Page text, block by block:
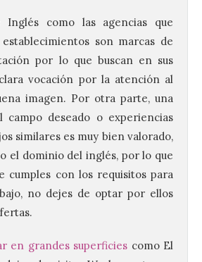
como las agencias que
son marcas de
por lo que buscan en sus
vocación por la atención al
imagen. Por otra parte, una
deseado o experiencias
similares es muy bien valorado,
el dominio del inglés, por lo que
cumples con los requisitos para
no dejes de optar por ellos
en grandes superficies como El